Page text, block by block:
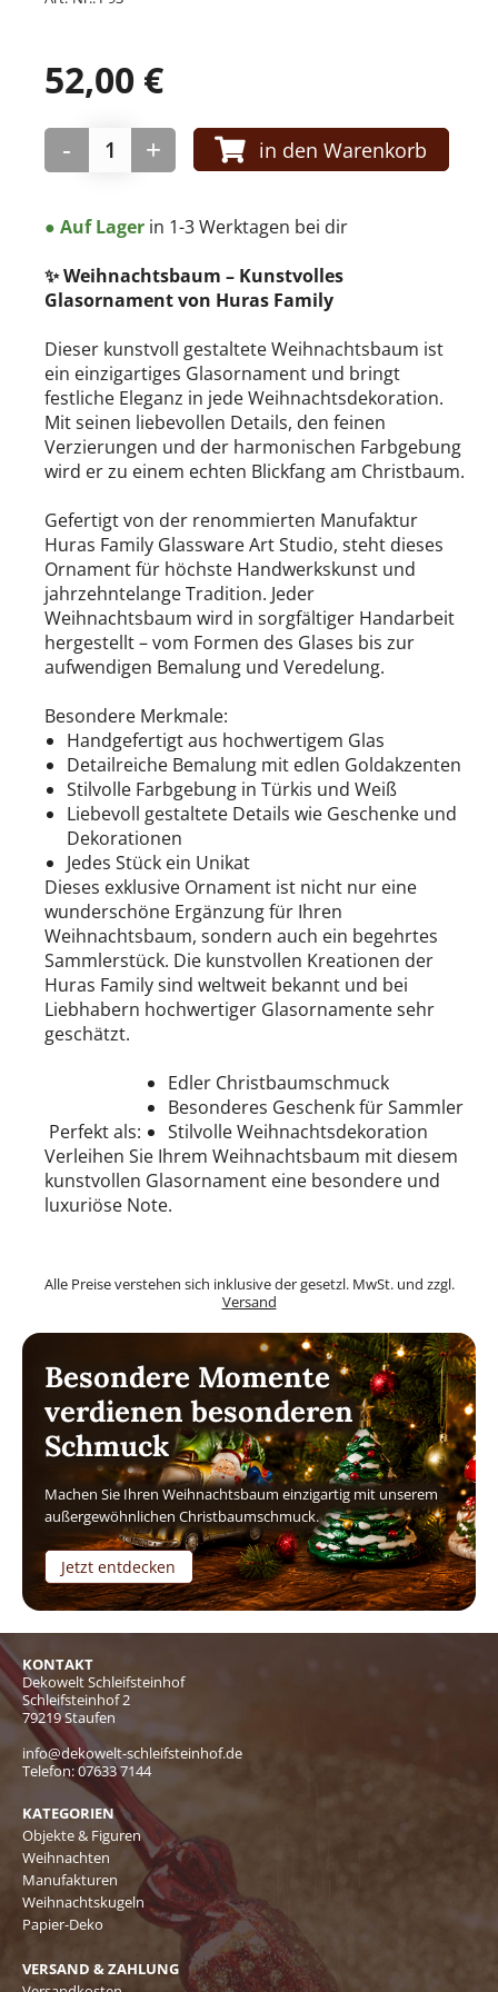
WEIHNACHTSKUGELN
PAPIER-DEKO
52,00 €
- + in den Warenkorb
● Auf Lager in 1-3 Werktagen bei dir
✨ Weihnachtsbaum – Kunstvolles
Glasornament von Huras Family
Dieser kunstvoll gestaltete Weihnachtsbaum ist
ein einzigartiges Glasornament und bringt
festliche Eleganz in jede Weihnachtsdekoration.
Mit seinen liebevollen Details, den feinen
Verzierungen und der harmonischen Farbgebung
wird er zu einem echten Blickfang am Christbaum.
Gefertigt von der renommierten Manufaktur
Huras Family Glassware Art Studio, steht dieses
Ornament für höchste Handwerkskunst und
jahrzehntelange Tradition. Jeder
Weihnachtsbaum wird in sorgfältiger Handarbeit
hergestellt – vom Formen des Glases bis zur
aufwendigen Bemalung und Veredelung.
Besondere Merkmale:
Handgefertigt aus hochwertigem Glas
Detailreiche Bemalung mit edlen Goldakzenten
Stilvolle Farbgebung in Türkis und Weiß
Liebevoll gestaltete Details wie Geschenke und
Dekorationen
Jedes Stück ein Unikat
Dieses exklusive Ornament ist nicht nur eine
wunderschöne Ergänzung für Ihren
Weihnachtsbaum, sondern auch ein begehrtes
Sammlerstück. Die kunstvollen Kreationen der
Huras Family sind weltweit bekannt und bei
Liebhabern hochwertiger Glasornamente sehr
geschätzt.
Perfekt als:
Edler Christbaumschmuck
Besonderes Geschenk für Sammler
Stilvolle Weihnachtsdekoration
Verleihen Sie Ihrem Weihnachtsbaum mit diesem
kunstvollen Glasornament eine besondere und
luxuriöse Note.
Alle Preise verstehen sich inklusive der gesetzl. MwSt. und zzgl.
Versand
Besondere Momente
verdienen besonderen
Schmuck
Machen Sie Ihren Weihnachtsbaum einzigartig mit unserem
außergewöhnlichen Christbaumschmuck.
Jetzt entdecken
KONTAKT
Dekowelt Schleifsteinhof
Schleifsteinhof 2
79219 Staufen
info@dekowelt-schleifsteinhof.de
Telefon:07633 7144
KATEGORIEN
Objekte & Figuren
Weihnachten
Manufakturen
Weihnachtskugeln
Papier-Deko
VERSAND & ZAHLUNG